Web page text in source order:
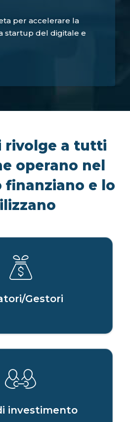
per accelerare la
startup del digitale e
rivolge a tutti
operano nel
finanziano e lo
Gestori
investimento